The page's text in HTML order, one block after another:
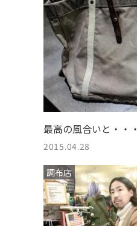
最高の風合いと・・・
2015.04.28
調布店